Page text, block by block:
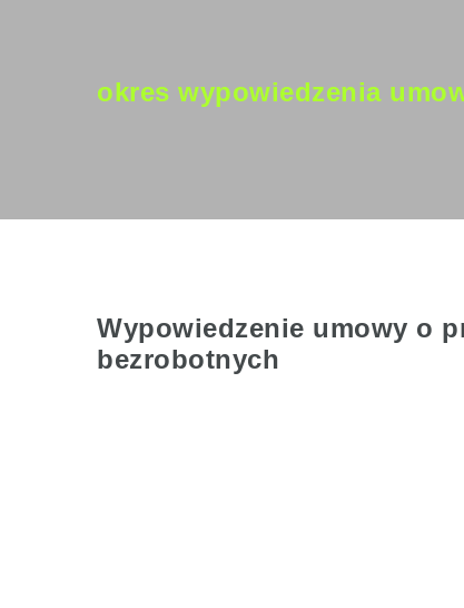
okres wypowiedzenia
Wypowiedzenie umowy o
bezrobotnych